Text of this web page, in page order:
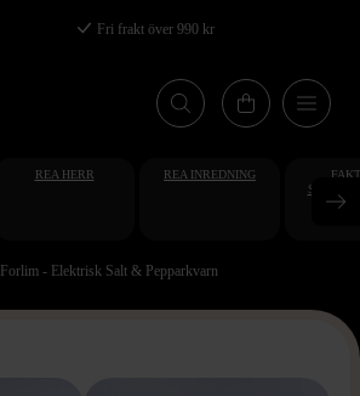
Fri frakt över 990 kr
REA HERR REA INREDNING
Forlim - Elektrisk Salt & Pepparkvarn